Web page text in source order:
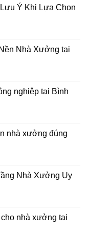
Ý Khi Lựa Chọn
Nhà Xưởng tại
nghiệp tại Bình
nhà xưởng đúng
Nhà Xưởng Uy
nhà xưởng tại